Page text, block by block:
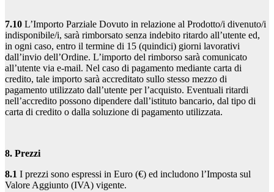
7.10 L’Importo Parziale Dovuto in relazione al Prodotto/i divenuto/i
indisponibile/i, sarà rimborsato senza indebito ritardo all’utente ed,
in ogni caso, entro il termine di 15 (quindici) giorni lavorativi
dall’invio dell’Ordine. L’importo del rimborso sarà comunicato
all’utente via e-mail. Nel caso di pagamento mediante carta di
credito, tale importo sarà accreditato sullo stesso mezzo di
pagamento utilizzato dall’utente per l’acquisto. Eventuali ritardi
nell’accredito possono dipendere dall’istituto bancario, dal tipo di
carta di credito o dalla soluzione di pagamento utilizzata.
8. Prezzi
8.1 I prezzi sono espressi in Euro (€) ed includono l’Imposta sul
Valore Aggiunto (IVA) vigente.